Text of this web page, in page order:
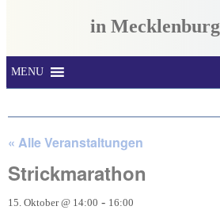
in Mecklenburg
MENU
« Alle Veranstaltungen
Strickmarathon
15. Oktober @ 14:00 - 16:00